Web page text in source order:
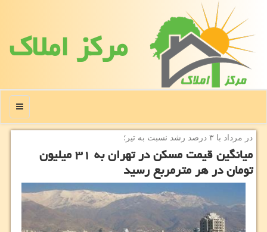
مركز املاك
منو
در مرداد با ۳ درصد رشد نسبت به تیر؛
میانگین قیمت مسکن در تهران به ۳۱ میلیون
تومان در هر مترمربع رسید